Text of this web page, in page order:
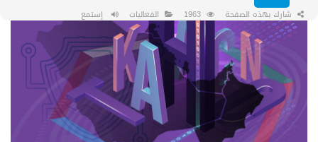
شارك بهذه الصفحة 1963 الفعاليات إستمع